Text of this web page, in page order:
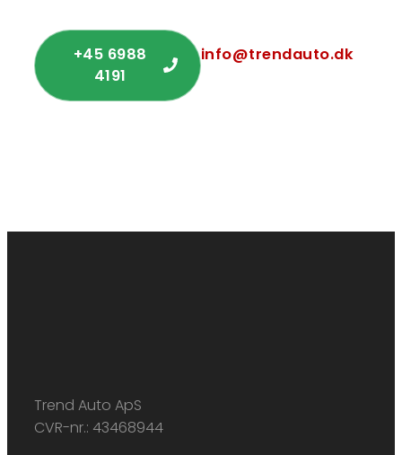
+45 6988
4191
info@trendauto.dk
Trend Auto ApS
CVR-nr.: 43468944